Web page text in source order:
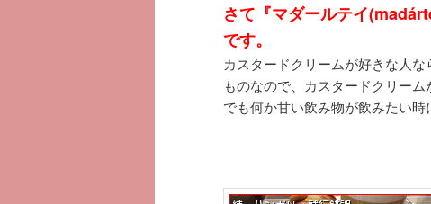
さて『マダールテイ
です。
カスタードクリームが好きな人
ものなので、カスタードクリー
でも何か甘い飲み物が飲みたい